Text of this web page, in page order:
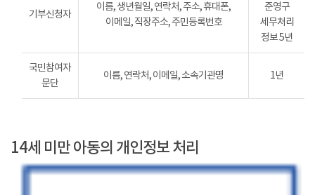
기부신청자
이름, 생년월일, 연락처, 주소, 휴대폰,
이메일, 직장주소, 주민등록번호
준영구
세무처리
정보 5년
국민참여자
문단
이름, 연락처, 이메일, 소속기관명 1년
14세 미만 아동의 개인정보 처리